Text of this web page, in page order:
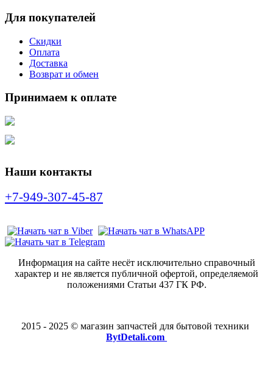
Для покупателей
Скидки
Оплата
Доставка
Возврат и обмен
Принимаем к оплате
Наши контакты
+7-949-307-45-87
Информация на сайте несёт исключительно справочный
характер и не является публичной офертой, определяемой
положениями Статьи 437 ГК РФ.
2015 - 2025 © магазин запчастей для бытовой техники
BytDetali.com